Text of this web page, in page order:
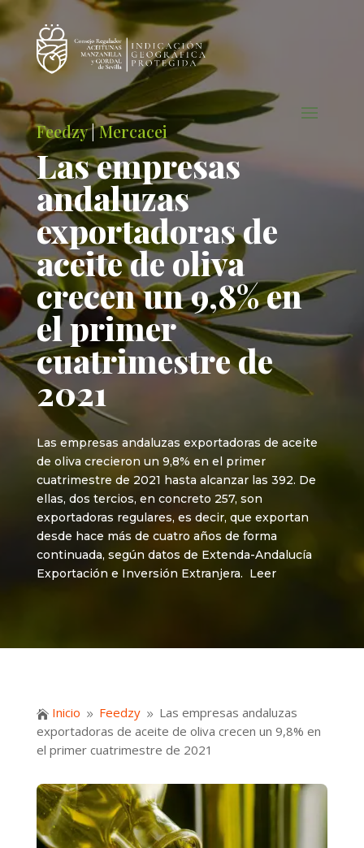
Feedzy|Mercacei
Las empresas
andaluzas
exportadoras de
aceite de oliva
crecen un 9,8% en
el primer
cuatrimestre de
2021
Las empresas andaluzas exportadoras de aceite
de oliva crecieron un 9,8% en el primer
cuatrimestre de 2021 hasta alcanzar las 392. De
ellas, dos tercios, en concreto 257, son
exportadoras regulares, es decir, que exportan
desde hace más de cuatro años de forma
continuada, según datos de Extenda-Andalucía
Exportación e Inversión Extranjera. Leer
 Inicio 9 Feedzy 9 Las empresas andaluzas
exportadoras de aceite de oliva crecen un 9,8% en
el primer cuatrimestre de 2021